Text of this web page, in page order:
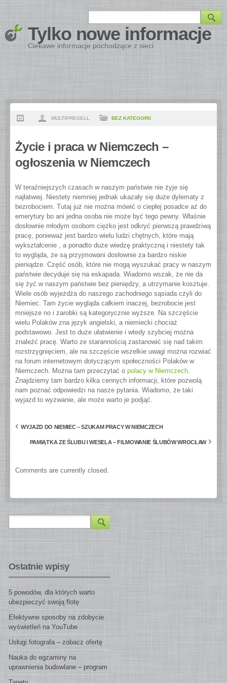
Tylko nowe informacje
Ciekawe informacje pochodzące z sieci
MULTIPRESELL BEZ KATEGORII
Życie i praca w Niemczech –
ogłoszenia w Niemczech
W teraźniejszych czasach w naszym państwie nie żyje się
najłatwiej. Niestety niemniej jednak ukazały się duże dylematy z
bezrobociem. Tutaj już nie można mówić o ciepłej posadce aż do
emerytury bo ani jedna osoba nie może być tego pewny. Właśnie
dosłownie młodym osobom ciężko jest odkryć pierwszą prawdziwą
pracę, ponieważ jest bardzo wielu ludzi chętnych, które mają
wykształcenie , a ponadto duże wiedzę praktyczną i niestety tak
to wygląda, że są przyjmowani dosłownie za bardzo niskie
pieniądze. Część osób, które nie mogą wyszukać pracy w naszym
państwie decyduje się na eskapada. Wiadomo wszak, że nie da
się żyć w naszym państwie bez pieniędzy, a utrzymanie kosztuje.
Wiele osób wyjeżdża do naszego zachodniego sąsiada czyli do
Niemiec. Tam życie wygląda całkiem inaczej, bezrobocie jest
mniejsze no i zarobki są kategorycznie wyższe. Na szczęście
wielu Polaków zna język angielski, a niemiecki chociaż
podstawowo. Jest to duże ułatwienie i wtedy szybciej można
znaleźć pracę. Warto ze starannością zastanowić się nad takim
rozstrzygnięciem, ale na szczęście wszelkie uwagi można rozwiać
na forum internetowym dotyczącym społeczności Polaków w
Niemczech. Można tam przeczytać o polacy w Niemczech.
Znajdziemy tam bardzo kilka cennych informacji, które pozwolą
nam poznać odpowiedzi na nasze pytania. Wiadomo, że taki
wyjazd to wyzwanie, ale może warto je podjąć.
‹ WYJAZD DO NIEMIEC – SZUKAM PRACY W NIEMCZECH
PAMIĄTKA ZE ŚLUBU I WESELA – FILMOWANIE ŚLUBÓW WROCŁAW ›
Comments are currently closed.
Ostatnie wpisy
5 powodów, dla których warto
ubezpieczyć swoją flotę
Efektywne sposoby na zdobycie
wyświetleń na YouTube
Usługi fotografa – zobacz ofertę
Nauka do egzaminy na
uprawnienia budowlane – program